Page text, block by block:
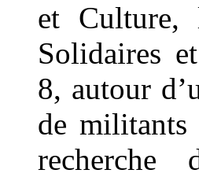
et Culture,
Solidaires
8, autour
de militants